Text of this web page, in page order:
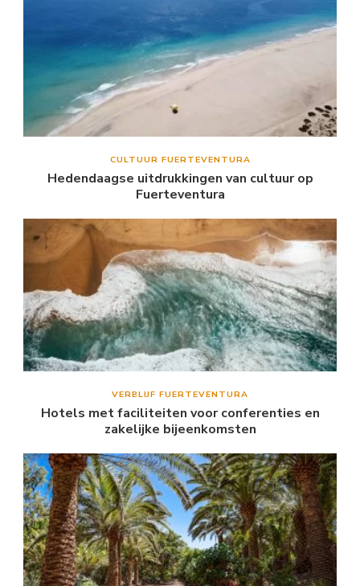
CULTUUR FUERTEVENTURA
Hedendaagse uitdrukkingen van cultuur op
Fuerteventura
VERBLIJF FUERTEVENTURA
Hotels met faciliteiten voor conferenties en
zakelijke bijeenkomsten